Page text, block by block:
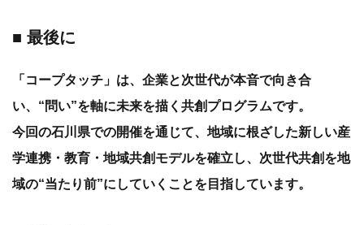
■ 最後に
「コープタッチ」は、企業と次世代が本音で向き合
い、“問い”を軸に未来を描く共創プログラムです。
今回の石川県での開催を通じて、地域に根ざした新しい産
学連携・教育・地域共創モデルを確立し、次世代共創を地
域の“当たり前”にしていくことを目指しています。